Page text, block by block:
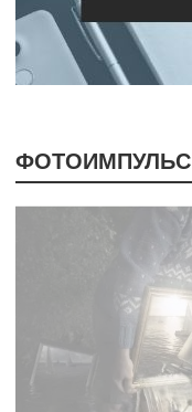
ФОТОИМПУЛЬС